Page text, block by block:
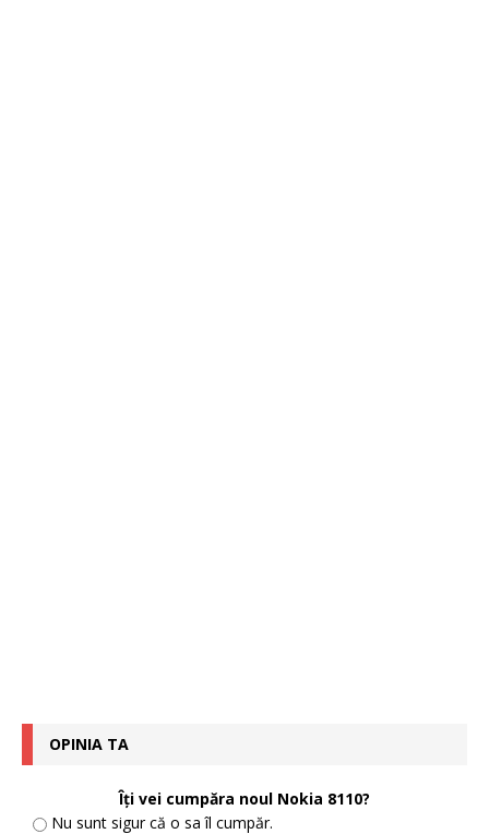
OPINIA TA
Îţi vei cumpăra noul Nokia 8110?
Nu sunt sigur că o sa îl cumpăr.